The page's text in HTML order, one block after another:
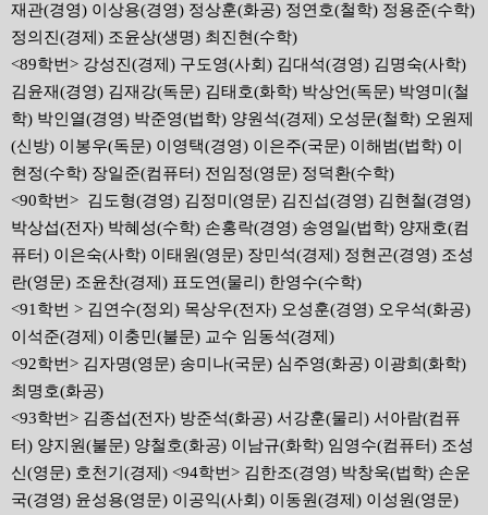
재관(경영) 이상용(경영) 정상훈(화공) 정연호(철학) 정용준(수학)
정의진(경제) 조윤상(생명) 최진현(수학)
<89학번> 강성진(경제) 구도영(사회) 김대석(경영) 김명숙(사학)
김윤재(경영) 김재강(독문) 김태호(화학) 박상언(독문) 박영미(철
학) 박인열(경영) 박준영(법학) 양원석(경제) 오성문(철학) 오원제
(신방) 이봉우(독문) 이영택(경영) 이은주(국문) 이해범(법학) 이
현정(수학) 장일준(컴퓨터) 전임정(영문) 정덕환(수학)
<90학번> 김도형(경영) 김정미(영문) 김진섭(경영) 김현철(경영)
박상섭(전자) 박혜성(수학) 손홍락(경영) 송영일(법학) 양재호(컴
퓨터) 이은숙(사학) 이태원(영문) 장민석(경제) 정현곤(경영) 조성
란(영문) 조윤찬(경제) 표도연(물리) 한영수(수학)
<91학번 > 김연수(정외) 목상우(전자) 오성훈(경영) 오우석(화공)
이석준(경제) 이충민(불문) 교수 임동석(경제)
<92학번> 김자명(영문) 송미나(국문) 심주영(화공) 이광희(화학)
최명호(화공)
<93학번> 김종섭(전자) 방준석(화공) 서강훈(물리) 서아람(컴퓨
터) 양지원(불문) 양철호(화공) 이남규(화학) 임영수(컴퓨터) 조성
신(영문) 호천기(경제) <94학번> 김한조(경영) 박창욱(법학) 손운
국(경영) 윤성용(영문) 이공익(사회) 이동원(경제) 이성원(영문)